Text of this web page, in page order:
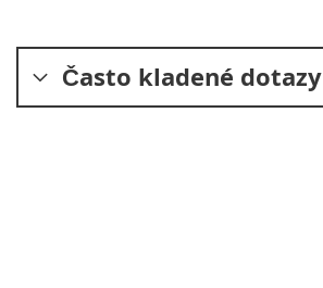
Často kladené dotazy